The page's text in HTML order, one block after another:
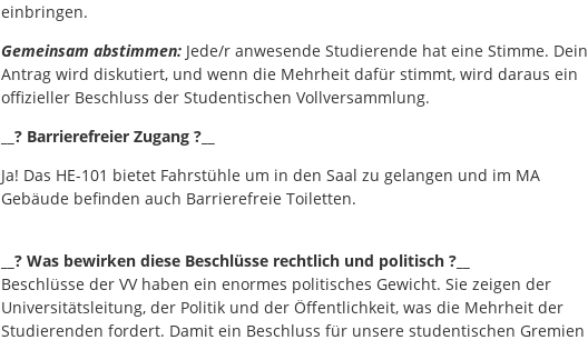
einbringen.
Gemeinsam abstimmen:Jede/r anwesende Studierende hat eine Stimme. Dein
Antrag wird diskutiert, und wenn die Mehrheit dafür stimmt, wird daraus ein
offizieller Beschluss der Studentischen Vollversammlung.
__? Barrierefreier Zugang ?__
Ja! Das HE-101 bietet Fahrstühle um in den Saal zu gelangen und im MA
Gebäude befinden auch Barrierefreie Toiletten.
__? Was bewirken diese Beschlüsse rechtlich und politisch ?__
Beschlüsse der VV haben ein enormes politisches Gewicht. Sie zeigen der
Universitätsleitung, der Politik und der Öffentlichkeit, was die Mehrheit der
Studierenden fordert. Damit ein Beschluss für unsere studentischen Gremien